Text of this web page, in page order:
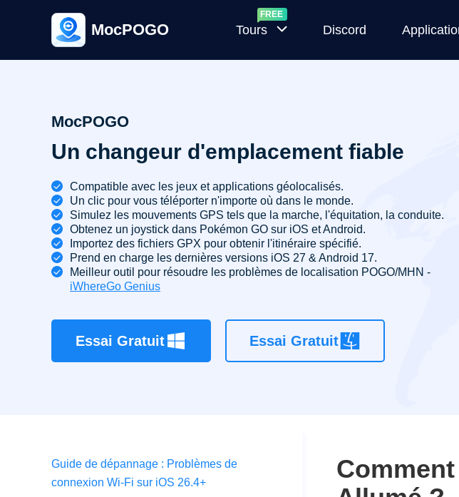
MocPOGO Tours
d'IV
Pokémon
GO
Discord
les
MocPOGO
Un changeur d'emplacement fiable
Compatible avec les jeux et applications géolocalisés.
Un clic pour vous téléporter n'importe où dans le monde.
Simulez les mouvements GPS tels que la marche, l'équitation, la conduite.
Obtenez un joystick dans Pokémon GO sur iOS et Android.
Importez des fichiers GPX pour obtenir l'itinéraire spécifié.
Prend en charge les dernières versions iOS 27 & Android 17.
Meilleur outil pour résoudre les problèmes de localisation POGO/MHN -
iWhereGo Genius
Essai Gratuit Essai Gratuit
Guide de dépannage : Problèmes de
connexion Wi-Fi sur iOS 26.4+